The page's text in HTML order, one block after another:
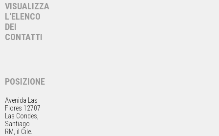
VISUALIZZA
L'ELENCO
DEI
CONTATTI
POSIZIONE
Avenida Las
Flores 12707
Las Condes,
Santiago
RM, il Cile.